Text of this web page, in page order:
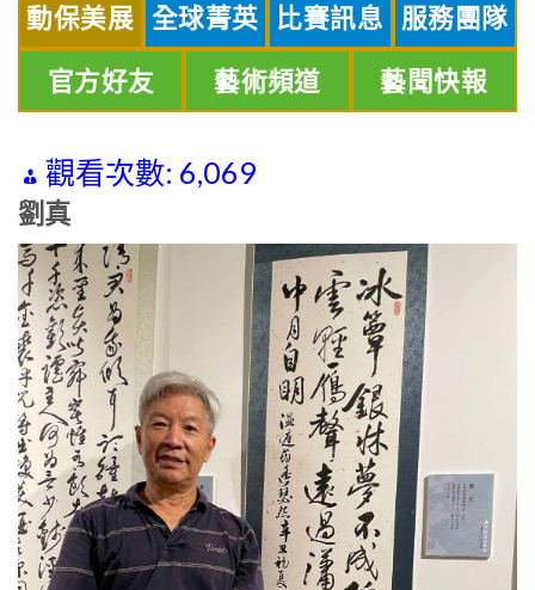
動保美展 全球菁英 比賽訊息 服務團隊
官方好友 藝術頻道 藝聞快報
觀看次數: 6,069
劉真